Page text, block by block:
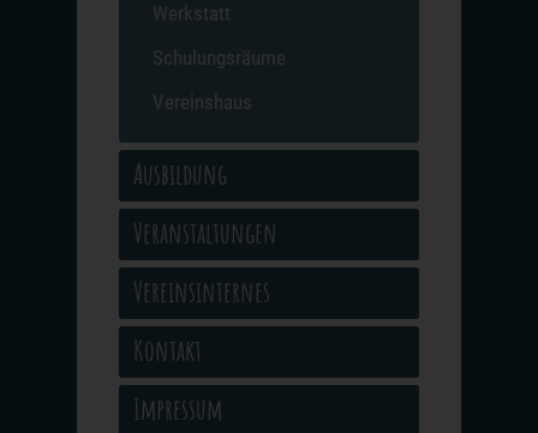
Werkstatt
Schulungsräume
Vereinshaus
Ausbildung
Veranstaltungen
Vereinsinternes
Kontakt
Impressum